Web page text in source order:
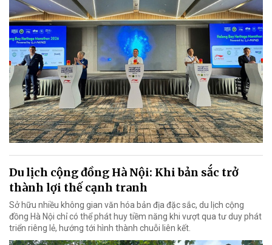
Du lịch cộng đồng Hà Nội: Khi bản sắc trở
thành lợi thế cạnh tranh
Sở hữu nhiều không gian văn hóa bản địa đặc sắc, du lịch cộng
đồng Hà Nội chỉ có thể phát huy tiềm năng khi vượt qua tư duy phát
triển riêng lẻ, hướng tới hình thành chuỗi liên kết.